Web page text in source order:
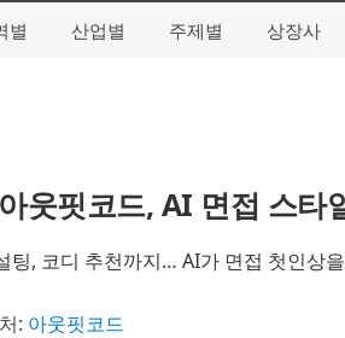
별 산업별 주제별 상장사
웃핏코드, AI 면접 스
팅, 코디 추천까지… AI가 면접 첫인상
: 아웃핏코드